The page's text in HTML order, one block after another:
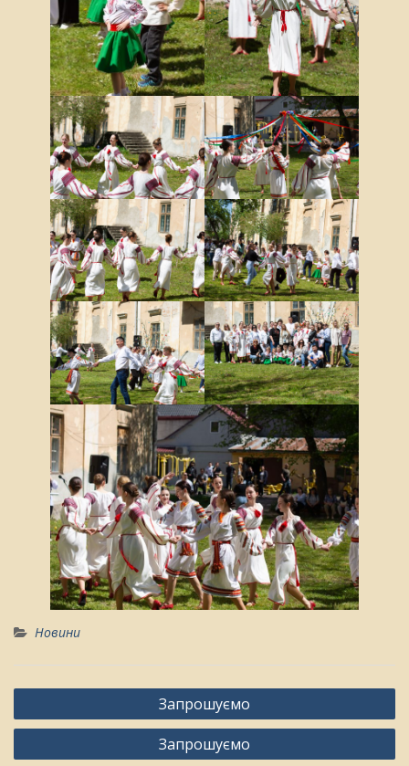
Новини
Навігація
записів
Запрошуємо
Запрошуємо